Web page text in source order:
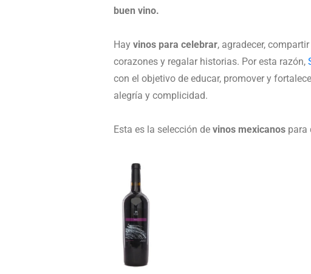
buen vino.
Hay vinos para celebrar, agradecer,
corazones y regalar historias. Por esta razón,
con el objetivo de educar, promover y
alegría y complicidad.
Esta es la selección de vinos mexicanos para